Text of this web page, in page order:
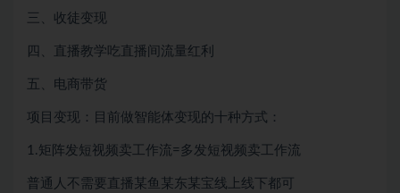
三、收徒变现
四、直播教学吃直播间流量红利
五、电商带货
项目变现：目前做智能体变现的十种方式：
1.矩阵发短视频卖工作流=多发短视频卖工作流
普通人不需要直播某鱼某东某宝线上线下都可